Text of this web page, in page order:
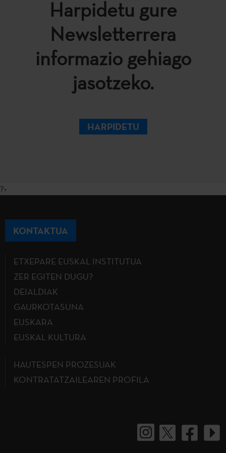
Harpidetu gure
Newsletterrera
informazio gehiago
jasotzeko.
HARPIDETU
?>
KONTAKTUA
ETXEPARE EUSKAL INSTITUTUA
ZER EGITEN DUGU?
DEIALDIAK
GAURKOTASUNA
EUSKARA
EUSKAL KULTURA
HAUTESPEN PROZESUAK
KONTRATATZAILEAREN PROFILA